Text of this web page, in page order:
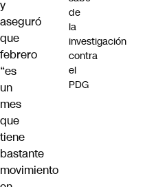
y
aseguró
que
febrero
“es
un
mes
que
tiene
bastante
movimiento
de
la
investigación
contra
el
PDG